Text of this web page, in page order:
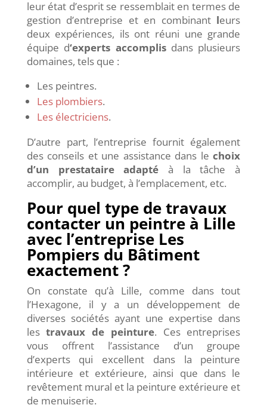
leur état d’esprit se ressemblait en termes de
gestion d’entreprise et en combinant leurs
deux expériences, ils ont réuni une grande
équipe d‘experts accomplis dans plusieurs
domaines, tels que :
Les peintres.
Les plombiers.
Les électriciens.
D’autre part, l’entreprise fournit également
des conseils et une assistance dans lechoix
d’un prestataire adapté à la tâche à
accomplir, au budget, à l’emplacement, etc.
Pour quel type de travaux
contacter un peintre à Lille
avec l’entreprise Les
Pompiers du Bâtiment
exactement ?
On constate qu’à Lille, comme dans tout
l’Hexagone, il y a un développement de
diverses sociétés ayant une expertise dans
lestravaux de peinture. Ces entreprises
vous offrent l’assistance d’un groupe
d’experts qui excellent dans la peinture
intérieure et extérieure, ainsi que dans le
revêtement mural et la peinture extérieure et
de menuiserie.